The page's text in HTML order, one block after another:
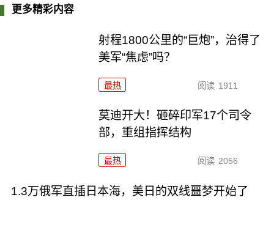
更多精彩内容
射程1800公里的“巨炮”，治得了
美军“焦虑”吗？
最热 阅读 1911
莫迪开大！砸碎印军17个司令
部，重组指挥结构
最热 阅读 2056
1.3万俄军直插日本海，美日的双线噩梦开始了